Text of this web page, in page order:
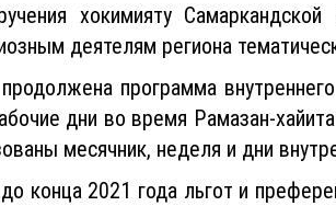
у которого насчитывается
хокимияту Самаркандской
деятелям региона
программа
дни во время Рамазан-
месячник, неделя и дни